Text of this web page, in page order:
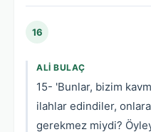
16
ALI BULAÇ
15- 'Bunlar, bizim
ilahlar edindiler,
gerekmez miydi?